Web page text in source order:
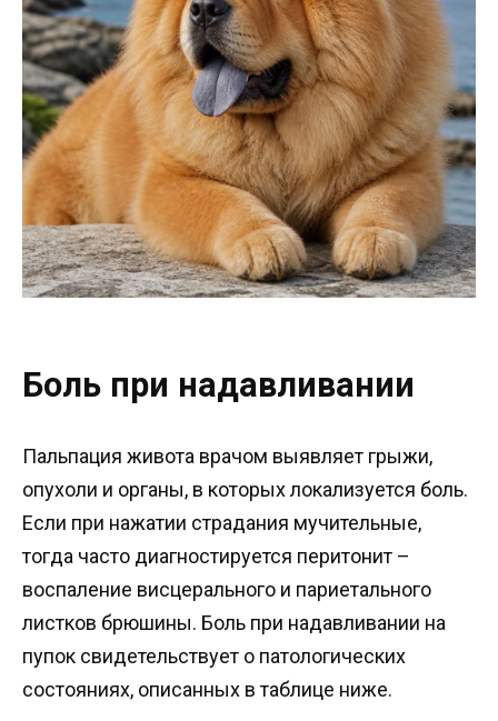
Боль при надавливании
Пальпация живота врачом выявляет грыжи,
опухоли и органы, в которых локализуется боль.
Если при нажатии страдания мучительные,
тогда часто диагностируется перитонит –
воспаление висцерального и париетального
листков брюшины. Боль при надавливании на
пупок свидетельствует о патологических
состояниях, описанных в таблице ниже.